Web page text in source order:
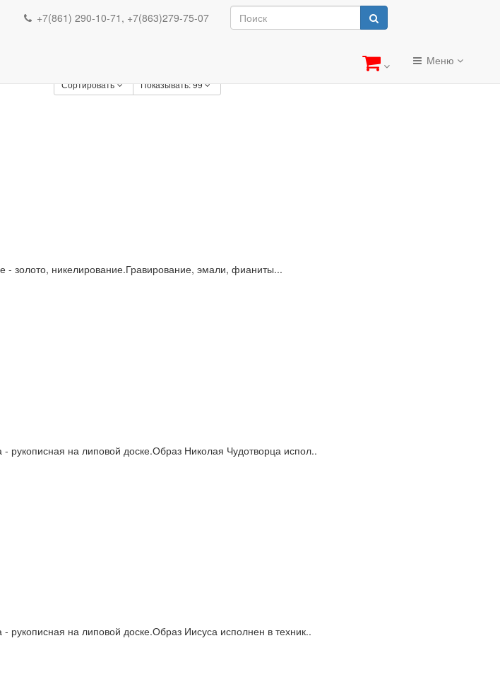
+7(861) 290-10-71, +7(863)279-75-07
Меню
Пасха
Сортировать Показывать:99
- золото, никелирование.Гравирование, эмали, фианиты...
рукописная на липовой доске.Образ Николая Чудотворца испол..
рукописная на липовой доске.Образ Иисуса исполнен в техник..